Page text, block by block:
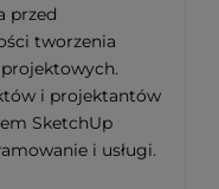
przed
tworzenia
i projektantów
SketchUp
i usługi.